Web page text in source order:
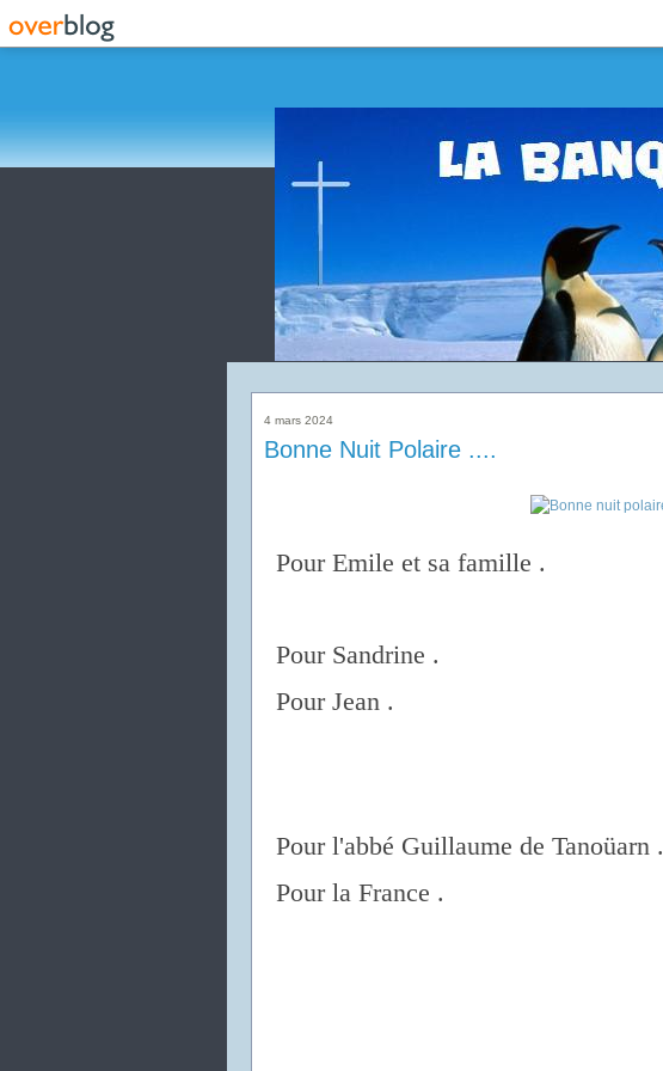
4 mars 2024
Bonne Nuit Polaire ....
Pour Emile et sa famille .
Pour Sandrine .
Pour Jean .
Pour l'abbé Guillaume de Tanoüarn .
Pour la France .